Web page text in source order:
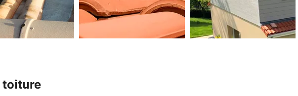
toiture